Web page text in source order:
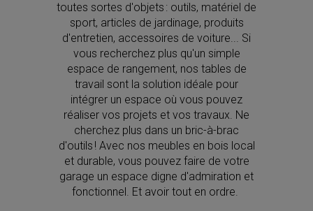
toutes sortes d'objets : outils, matériel de
sport, articles de jardinage, produits
d'entretien, accessoires de voiture... Si
vous recherchez plus qu'un simple
espace de rangement, nos tables de
travail sont la solution idéale pour
intégrer un espace où vous pouvez
réaliser vos projets et vos travaux. Ne
cherchez plus dans un bric-à-brac
d'outils ! Avec nos meubles en bois local
et durable, vous pouvez faire de votre
garage un espace digne d'admiration et
fonctionnel. Et avoir tout en ordre.